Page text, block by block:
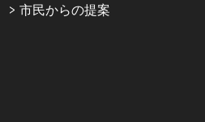
市民からの提案